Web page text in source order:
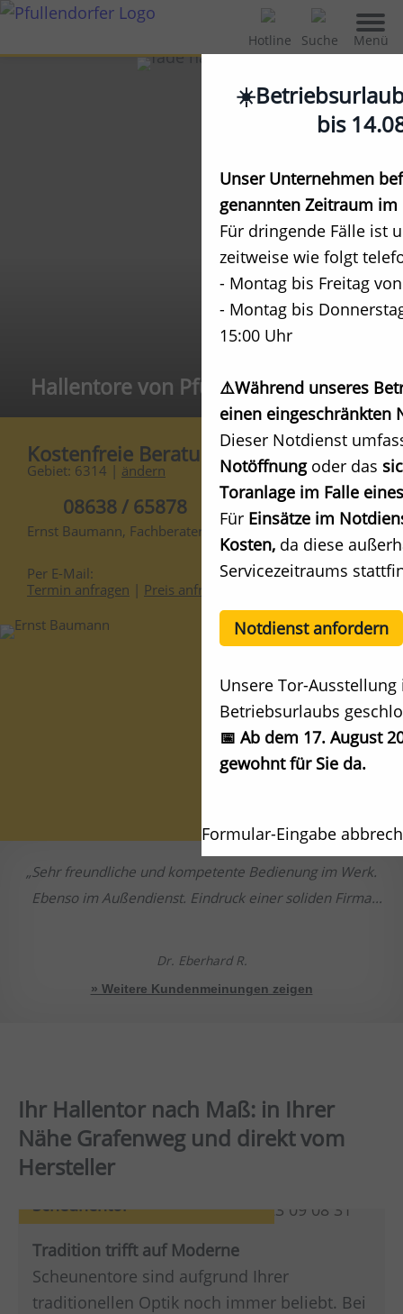
Hotline Suche Menü
Hallentore von Pfullendorfer
Kostenfreie Beratung
Gebiet: 6314 | ändern
08638 / 65878
Ernst Baumann, Fachberater
Per E-Mail:
Termin anfragen | Preis anfragen
Sehr freundliche und kompetente Bedienung im Werk.
Ebenso im Außendienst. Eindruck einer soliden Firma
Dr. Eberhard R.
» Weitere Kundenmeinungen zeigen
Ihr Hallentor nach Maß: in Ihrer
Nähe Grafenweg und direkt vom
Hersteller
Scheunentor
Tradition trifft auf Moderne
Scheunentore sind aufgrund Ihrer
traditionellen Optik noch immer beliebt. Bei
bis
Unser Unternehmen
genannten Zeitraum
Für dringende Fälle ist
zeitweise wie folgt
- Montag bis Freitag
- Montag bis
15:00 Uhr
⚠️Während unseres
einen eingeschränkten
Dieser Notdienst
Notöffnung oder das
Toranlage im Falle
Für Einsätze im
Kosten, da diese
Servicezeitraums
Notdienst anfordern
Unsere Tor-
Betriebsurlaubs
📅 Ab dem 17. August
gewohnt für Sie da.
Formular-Eingabe